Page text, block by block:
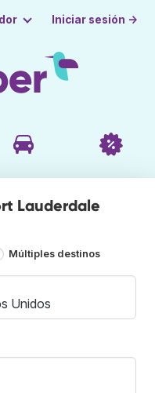
Iniciar sesión →
Lauderdale
Múltiples destinos